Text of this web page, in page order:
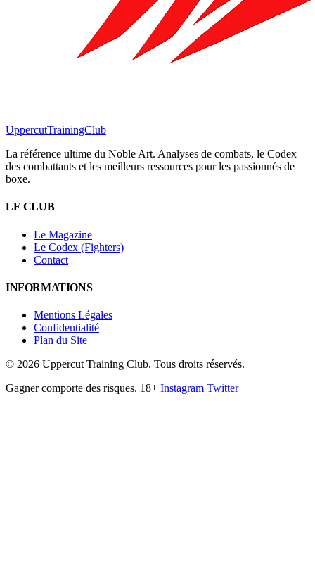
UppercutTrainingClub
La référence ultime du Noble Art. Analyses de combats, le Codex
des combattants et les meilleurs ressources pour les passionnés de
boxe.
LE CLUB
Le Magazine
Le Codex (Fighters)
Contact
INFORMATIONS
Mentions Légales
Confidentialité
Plan du Site
© 2026 Uppercut Training Club. Tous droits réservés.
Gagner comporte des risques. 18+ Instagram Twitter